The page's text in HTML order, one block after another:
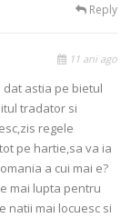
Reply
11 ani ago
dat astia pe bietul
tradator si
regele
pe hartie,sa va ia
a cui mai e?
mai lupta pentru
natii mai locuesc si